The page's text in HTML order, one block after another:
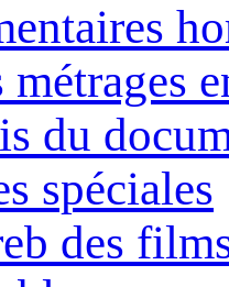
métrages
du
spéciales
des